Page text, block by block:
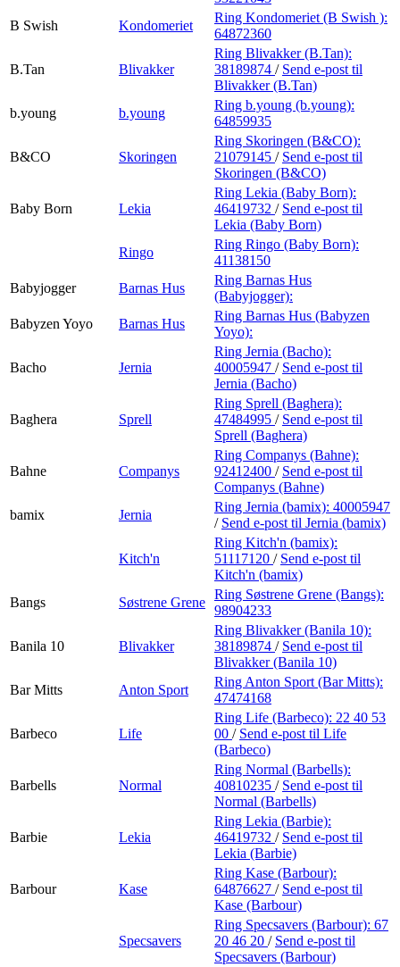
B Swish
Kondomeriet
Ring Kondomeriet (B Swish ):
64872360
B.Tan Blivakker
Ring Blivakker (B.Tan):
38189874 / Send e-post til
Blivakker (B.Tan)
b.young
b.young
Ring b.young (b.young):
64859935
B&CO Skoringen
Ring Skoringen (B&CO):
21079145 / Send e-post til
Skoringen (B&CO)
Baby Born Lekia
Ring Lekia (Baby Born):
46419732 / Send e-post til
Lekia (Baby Born)
Ringo
Ring Ringo (Baby Born):
41138150
Babyjogger
Barnas Hus
Ring Barnas Hus
(Babyjogger):
Babyzen Yoyo
Barnas Hus
Ring Barnas Hus (Babyzen
Yoyo):
Bacho Jernia
Ring Jernia (Bacho):
40005947 / Send e-post til
Jernia (Bacho)
Baghera Sprell
Ring Sprell (Baghera):
47484995 / Send e-post til
Sprell (Baghera)
Bahne Companys
Ring Companys (Bahne):
92412400 / Send e-post til
Companys (Bahne)
bamix
Jernia
Ring Jernia (bamix): 40005947
/ Send e-post til Jernia (bamix)
Kitch'n
Ring Kitch'n (bamix):
51117120 / Send e-post til
Kitch'n (bamix)
Bangs
Søstrene Grene
Ring Søstrene Grene (Bangs):
98904233
Banila 10 Blivakker
Ring Blivakker (Banila 10):
38189874 / Send e-post til
Blivakker (Banila 10)
Bar Mitts
Anton Sport
Ring Anton Sport (Bar Mitts):
47474168
Barbeco Life
Ring Life (Barbeco): 22 40 53
00 / Send e-post til Life
(Barbeco)
Barbells Normal
Ring Normal (Barbells):
40810235 / Send e-post til
Normal (Barbells)
Barbie Lekia
Ring Lekia (Barbie):
46419732 / Send e-post til
Lekia (Barbie)
Barbour Kase
Ring Kase (Barbour):
64876627 / Send e-post til
Kase (Barbour)
Specsavers
Ring Specsavers (Barbour): 67
20 46 20 / Send e-post til
Specsavers (Barbour)